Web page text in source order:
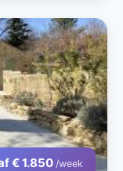
€ 1.850/week